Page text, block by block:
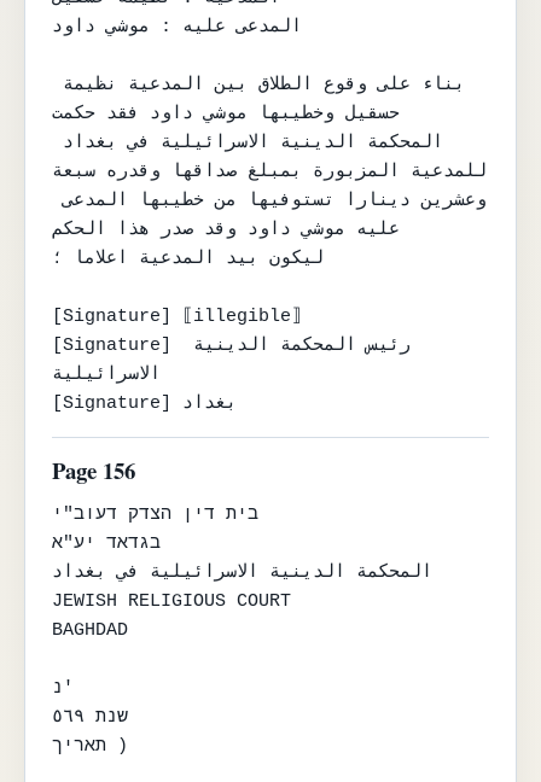
المدعى عليه : موشي داود
حسقيل وخطيبها موشي داود فقد حكمت
للمدعية المزبورة بمبلغ صداقها وقدره سبعة
وعشرين دينارا تستوفيها من خطيبها المدعى
عليه موشي داود وقد صدر هذا الحكم
ليكون بيد المدعية اعلاما ؛
[Signature] ⟦illegible⟧
[Signature] رئيس المحكمة الدينية
الاسرائيلية
[Signature] بغداد
Page 156
בית דין הצדק דעוב"י
בגדאד יע"א
المحكمة الدينية الاسرائيلية في بغداد
JEWISH RELIGIOUS COURT
BAGHDAD
נ'
שנת ٥٦٩
תאריך )